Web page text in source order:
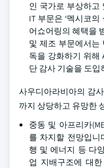
인 국가로 부상하고
IT 부문은 ‘멕시코
어쇼어링의 혜택을
및 제조 부문에서는
독을 강화하기 위해
단 감사 기술을 도입
사우디아라비아의 감
까지 상당하고 유망한
중동 및 아프리카
를 차지할 전망입니
행 및 에너지 등 다
업 지배구조에 대